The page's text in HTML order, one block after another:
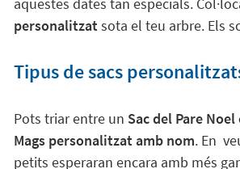
aquestes dates tan especials.
personalitzatsota el teu arbre. Els
Tipus de sacs
Pots triar entre un Sac del Pare Noel
Mags personalitzat amb nom. En
petits esperaran encara amb més